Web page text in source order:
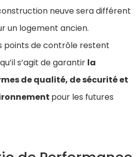
neuve sera différent
un logement ancien.
points de contrôle restent
s’agit de garantir la
de qualité, de sécurité et
pour les futures